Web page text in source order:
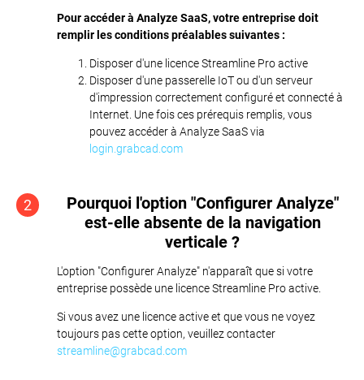
Pour accéder à Analyze SaaS, votre entreprise doit
remplir les conditions préalables suivantes :
Disposer d'une licence Streamline Pro active
Disposer d'une passerelle IoT ou d'un serveur
d'impression correctement configuré et connecté à
Internet. Une fois ces prérequis remplis, vous
pouvez accéder à Analyze SaaS via
login.grabcad.com
2
Pourquoi l'option "Configurer Analyze"
est-elle absente de la navigation
verticale ?
L'option "Configurer Analyze" n'apparaît que si votre
entreprise possède une licence Streamline Pro active.
Si vous avez une licence active et que vous ne voyez
toujours pas cette option, veuillez contacter
streamline@grabcad.com